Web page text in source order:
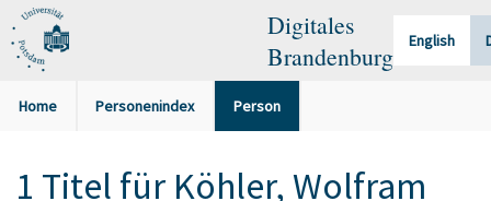
Digitales
Brandenburg
English
Home Personenindex Person
1 Titel für Köhler, Wolfram